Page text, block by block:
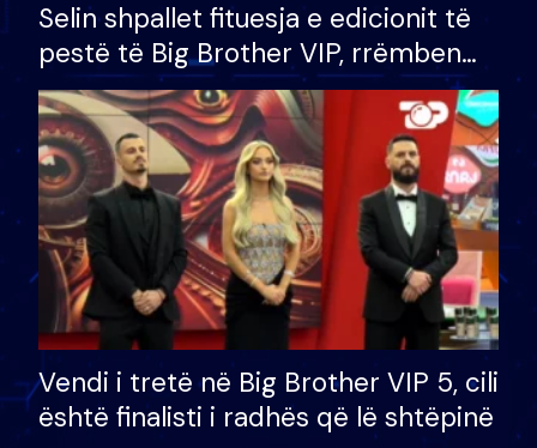
Selin shpallet fituesja e edicionit të
pestë të Big Brother VIP, rrëmben
çmimin e madh prej 100 mijë eurosh
Vendi i tretë në Big Brother VIP 5, cili
është finalisti i radhës që lë shtëpinë